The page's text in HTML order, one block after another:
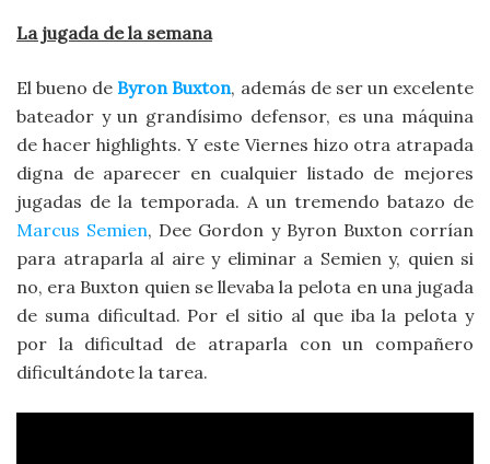
La jugada de la semana
El bueno deByron Buxton, además de ser un excelente
bateador y un grandísimo defensor, es una máquina
de hacer highlights. Y este Viernes hizo otra atrapada
digna de aparecer en cualquier listado de mejores
jugadas de la temporada. A un tremendo batazo de
Marcus Semien, Dee Gordon y Byron Buxton corrían
para atraparla al aire y eliminar a Semien y, quien si
no, era Buxton quien se llevaba la pelota en una jugada
de suma dificultad. Por el sitio al que iba la pelota y
por la dificultad de atraparla con un compañero
dificultándote la tarea.